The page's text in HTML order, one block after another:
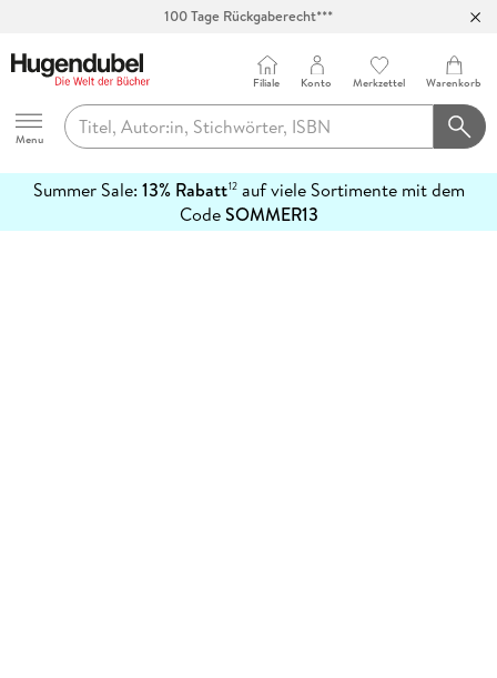
100 Tage Rückgaberecht***
Hugendubel
Menu
Filiale Konto Merkzettel Warenkorb
Summer Sale: 13% Rabatt12auf viele Sortimente mit dem
CodeSOMMER13
erfahren